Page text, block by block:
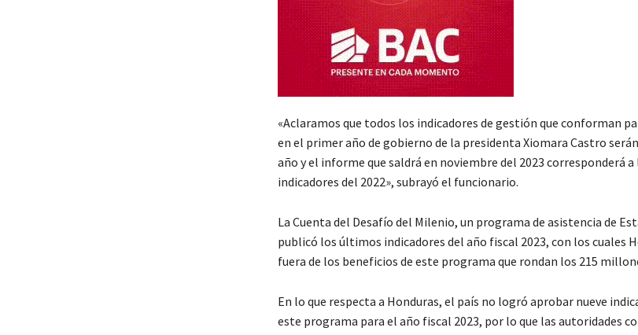
«Aclaramos que todos los indicadores de gestión que conforman
en el primer año de gobierno de la presidenta Xiomara Castro
año y el informe que saldrá en noviembre del 2023 corresponderá a
indicadores del 2022», subrayó el funcionario.
La Cuenta del Desafío del Milenio, un programa de asistencia de
publicó los últimos indicadores del año fiscal 2023, con los cuales
fuera de los beneficios de este programa que rondan los 215
En lo que respecta a Honduras, el país no logró aprobar nueve
este programa para el año fiscal 2023, por lo que las autoridades